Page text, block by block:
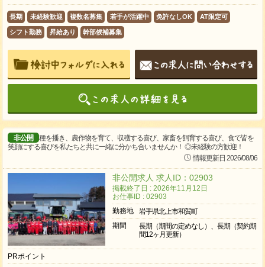
長期 未経験歓迎 複数名募集 若手が活躍中 免許なしOK AT限定可
シフト勤務 昇給あり 幹部候補募集
非公開
種を播き、農作物を育て、収穫する喜び、家畜を飼育する喜び、食で皆を
笑顔にする喜びを私たちと共に一緒に分かち合いませんか！ ◎未経験の方歓迎！
情報更新日 2026/08/06
非公開求人 求人ID：02903
掲載終了日 : 2026年11月12日
お仕事ID : 02903
勤務地
岩手県北上市和賀町
期間
長期（期間の定めなし）、長期（契約期
間12ヶ月更新）
PRポイント